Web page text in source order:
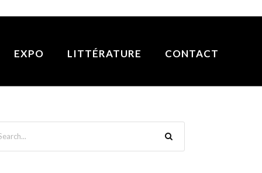
EXPO LITTÉRATURE CONTACT